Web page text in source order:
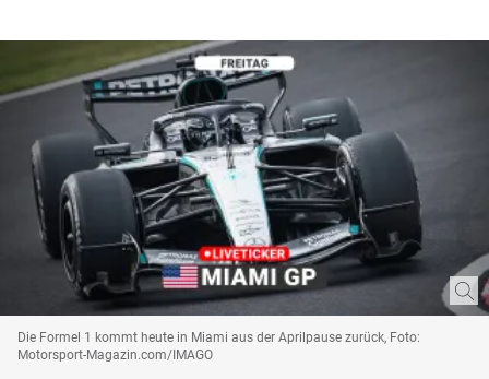
Die Formel 1 kommt heute in Miami aus der Aprilpause zurück, Foto:
Motorsport-Magazin.com/IMAGO